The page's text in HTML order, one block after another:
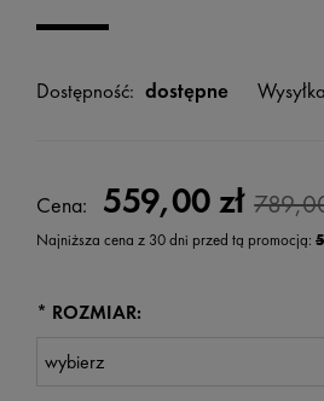
Dostępność: dostępne
Cena: 559,00 zł
Najniższa cena z 30 dni przed tą promocją:
* ROZMIAR: